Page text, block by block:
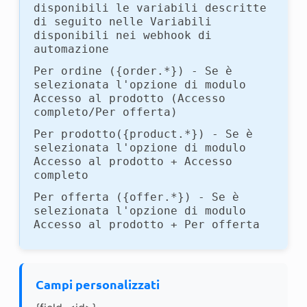
disponibili le variabili descritte
di seguito nelle Variabili
disponibili nei webhook di
automazione
Per ordine ({order.*}) - Se è
selezionata l'opzione di modulo
Accesso al prodotto (Accesso
completo/Per offerta)
Per prodotto({product.*}) - Se è
selezionata l'opzione di modulo
Accesso al prodotto + Accesso
completo
Per offerta ({offer.*}) - Se è
selezionata l'opzione di modulo
Accesso al prodotto + Per offerta
Campi personalizzati